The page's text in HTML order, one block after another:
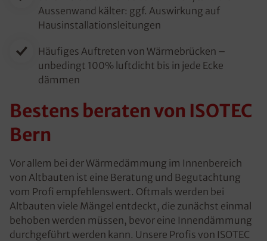
Aussenwand kälter: ggf. Auswirkung auf
Hausinstallationsleitungen
Häufiges Auftreten von Wärmebrücken –
unbedingt 100% luftdicht bis in jede Ecke
dämmen
Bestens beraten von ISOTEC
Bern
Vor allem bei der Wärmedämmung im Innenbereich
von Altbauten ist eine Beratung und Begutachtung
vom Profi empfehlenswert. Oftmals werden bei
Altbauten viele Mängel entdeckt, die zunächst einmal
behoben werden müssen, bevor eine Innendämmung
durchgeführt werden kann. Unsere Profis von ISOTEC